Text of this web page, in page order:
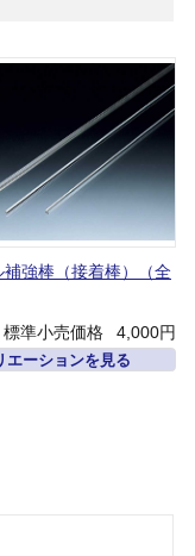
補強棒（接着棒）（全
標準小売価格
4,000円
エーションを見る